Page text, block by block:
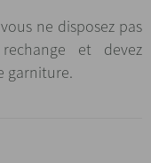
ne disposez pas
et devez
garniture.